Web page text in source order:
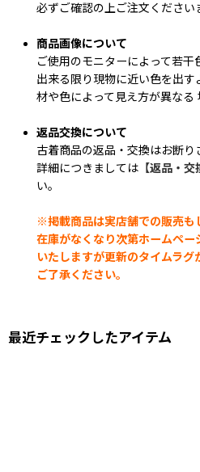
必ずご確認の上ご注文ください
商品画像について
ご使用のモニターによって若干
出来る限り現物に近い色を出
材や色によって見え方が異なる
返品交換について
古着商品の返品・交換はお断り
詳細につきましては 【返品・交
い。
※掲載商品は実店舗での販売も
在庫がなくなり次第ホームペ
いたしますが更新のタイムラ
ご了承ください。
最近チェックしたアイテム